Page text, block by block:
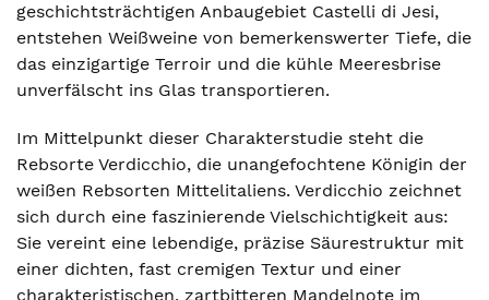
geschichtsträchtigen Anbaugebiet Castelli di Jesi,
entstehen Weißweine von bemerkenswerter Tiefe, die
das einzigartige Terroir und die kühle Meeresbrise
unverfälscht ins Glas transportieren.
Im Mittelpunkt dieser Charakterstudie steht die
Rebsorte Verdicchio, die unangefochtene Königin der
weißen Rebsorten Mittelitaliens. Verdicchio zeichnet
sich durch eine faszinierende Vielschichtigkeit aus:
Sie vereint eine lebendige, präzise Säurestruktur mit
einer dichten, fast cremigen Textur und einer
charakteristischen, zartbitteren Mandelnote im